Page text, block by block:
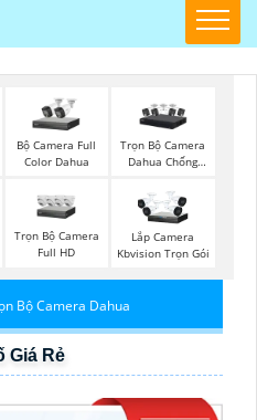
Bộ Camera Full
Color Dahua
Trọn Bộ Camera
Dahua Chống
Trọn Bộ Camera
Full HD
Lắp Camera
Kbvision Trọn Gói
Bộ Camera Dahua
Giá Rẻ